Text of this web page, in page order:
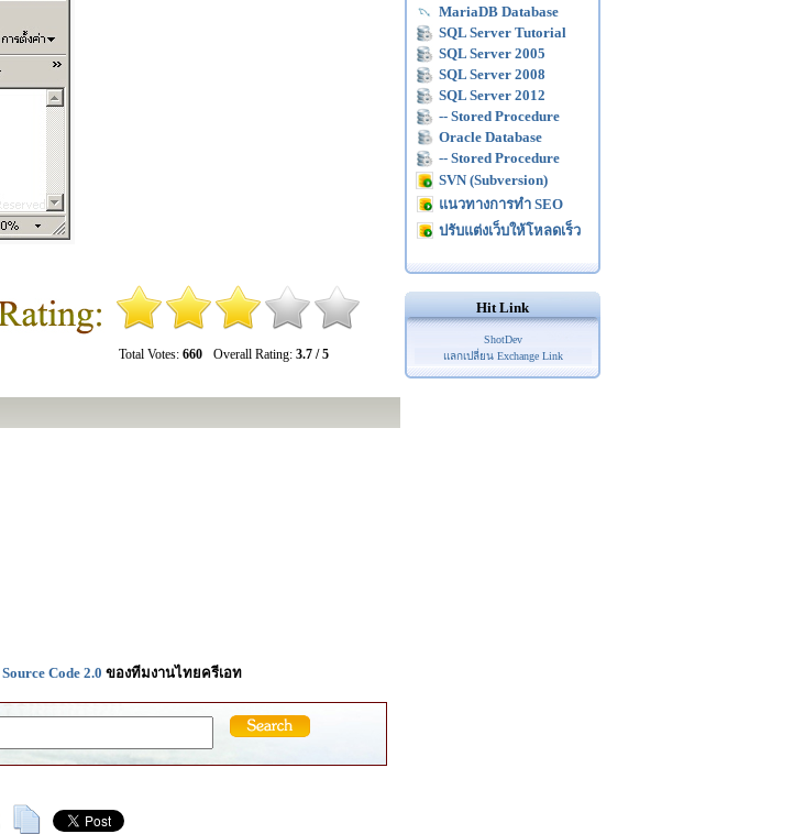
Total Votes: 660 Overall Rating: 3.7 / 5
Source Code 2.0 ของทีมงานไทยครีเอท
MariaDB Database
SQL Server Tutorial
SQL Server 2005
SQL Server 2008
SQL Server 2012
-- Stored Procedure
Oracle Database
-- Stored Procedure
SVN (Subversion)
แนวทางการทำ SEO
ปรับแต่งเว็บให้โหลดเร็ว
Hit Link
ShotDev
แลกเปลี่ยน Exchange Link